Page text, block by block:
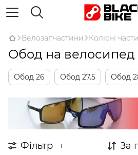
Велозапчастини Колісні
Обод на велосипед
Обод 26 Обод 27.5 Обод
Фільтр 1 За